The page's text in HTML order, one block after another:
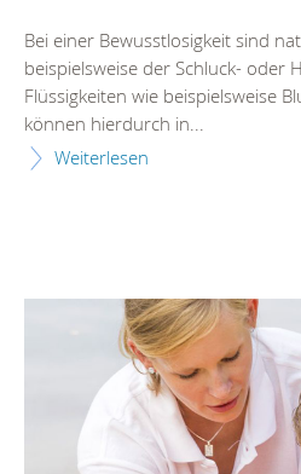
Bei einer Bewusstlosigkeit sind
beispielsweise der Schluck- oder
Flüssigkeiten wie beispielsweise
können hierdurch in...
Weiterlesen